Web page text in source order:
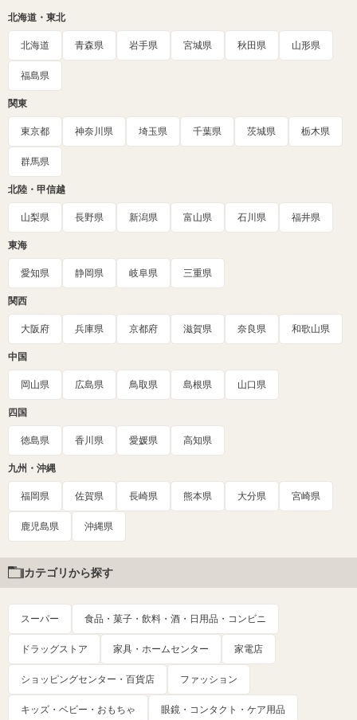
北海道・東北
北海道 青森県 岩手県 宮城県 秋田県 山形県
福島県
関東
東京都 神奈川県 埼玉県 千葉県 茨城県 栃木県
群馬県
北陸・甲信越
山梨県 長野県 新潟県 富山県 石川県 福井県
東海
愛知県 静岡県 岐阜県 三重県
関西
大阪府 兵庫県 京都府 滋賀県 奈良県 和歌山県
中国
岡山県 広島県 鳥取県 島根県 山口県
四国
徳島県 香川県 愛媛県 高知県
九州・沖縄
福岡県 佐賀県 長崎県 熊本県 大分県 宮崎県
鹿児島県 沖縄県
カテゴリから探す
スーパー 食品・菓子・飲料・酒・日用品・コンビニ
ドラッグストア 家具・ホームセンター 家電店
ショッピングセンター・百貨店 ファッション
キッズ・ベビー・おもちゃ 眼鏡・コンタクト・ケア用品